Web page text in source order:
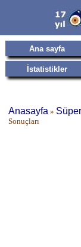
Ana sayfa
İstatistikler
Anasayfa »
Sonuçları